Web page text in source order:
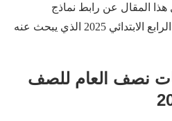
المقال عن رابط نماذج
امتحانات نصف العام للصف الرابع الابتدائي 2025 الذي يبحث عنه
نصف العام للصف